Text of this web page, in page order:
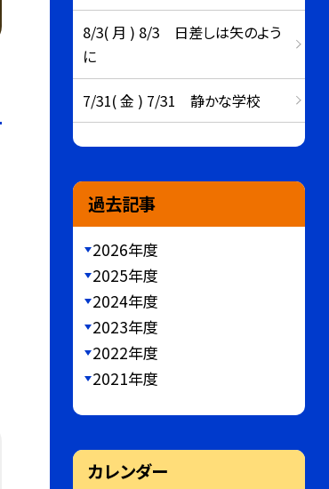
8/3( 月 ) 8/3 日差しは矢のよう
に
7/31( 金 ) 7/31 静かな学校
過去記事
2026年度
2025年度
2024年度
2023年度
2022年度
2021年度
カレンダー